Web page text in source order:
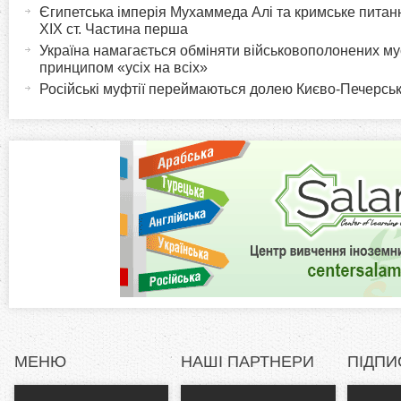
z
l
T
в
к
Єгипетська імперія Мухаммеда Алі та кримське
XIX ст. Частина перша
Україна намагається обміняти військовополонених
принципом «усіх на всіх»
Російські муфтії переймаються долею Києво-
МЕНЮ НАШІ ПАРТНЕРИ